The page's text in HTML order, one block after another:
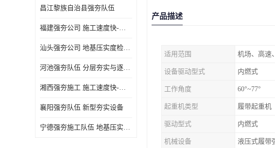
昌江黎族自治县强夯队伍
福建强夯公司 施工速度快-施耐用性强
汕头强夯公司 地基压实度检测方法与标准
河池强夯队伍 分层夯实与逐层检测技术
湘西强夯施工 施工速度快-施耐用性强
襄阳强夯队伍 新型夯实设备
宁德强夯施工队伍 地基压实度检测方法与标准
产品描述
适用范围 机场、高速
设备驱动型式 内燃式
工作角度 60°~77°
起重机类型 履带起重机
驱动型式 内燃式
机械设备 液压式履带